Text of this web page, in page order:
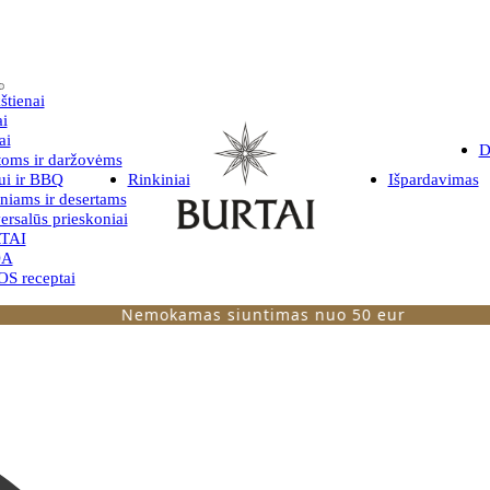
ir daržovėms
ir BBQ
ir desertams
prieskoniai
receptai
Rinkiniai Išpardavimas
Nemokamas siuntimas nuo 50 eur